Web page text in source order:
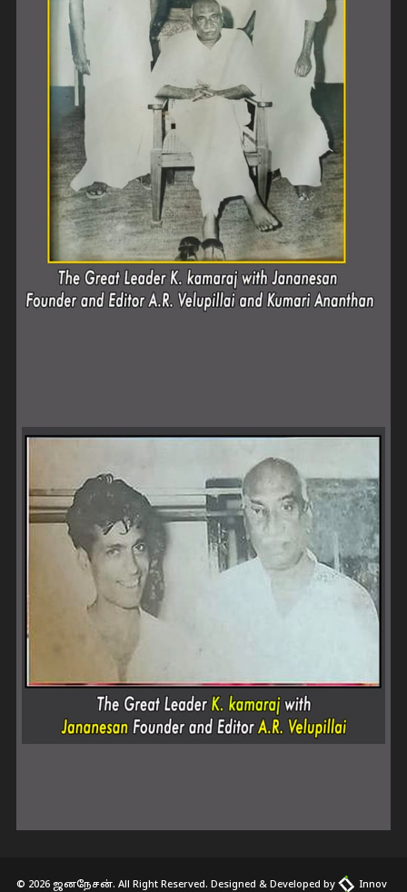
© 2026 ஜனநேசன். All Right Reserved. Designed & Developed by Innov